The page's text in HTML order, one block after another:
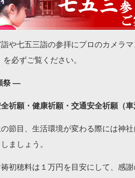
や七五三詣の参拝にプロのカメラマ
を必ずご覧ください。
祭 ―
祈願・健康祈願・交通安全祈願（
節目、生活環境が変わる際には神
ましょう。
初穂料は１万円を目安にして、感謝